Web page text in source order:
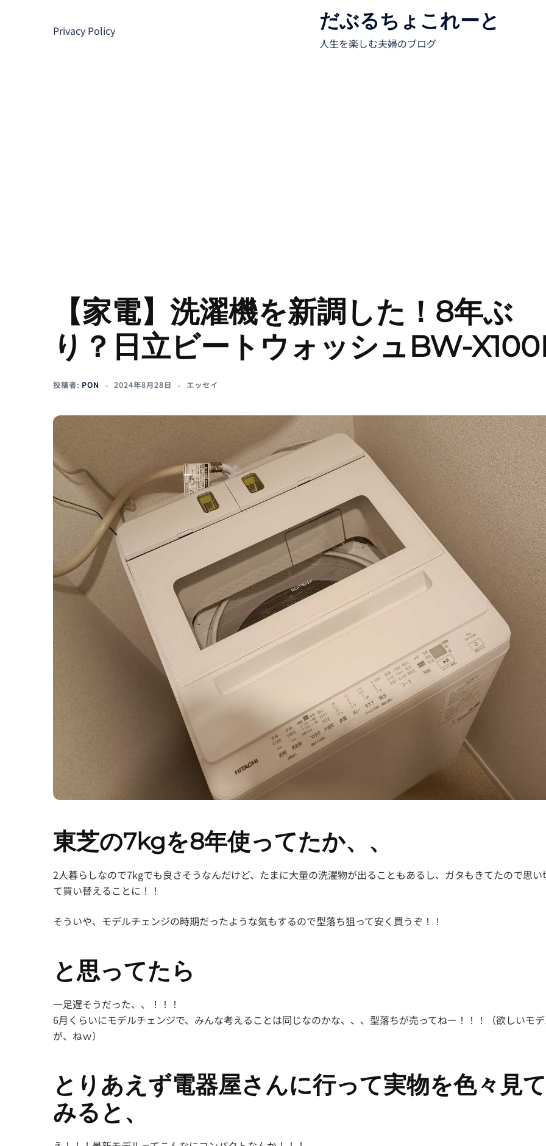
Privacy Policy だぶるちょこれーと
人生を楽しむ夫婦のブログ
【家電】洗濯機を新調した！8年ぶ
り？日立ビートウォッシュBW-
投稿者: PON 2024年8月28日 エッセイ
東芝の7kgを8年使ってたか、、
2人暮らしなので7kgでも良さそうなんだけど、たまに大量の洗濯物が出ることもあるし、ガタもきてたので思い
て買い替えることに！！
そういや、モデルチェンジの時期だったような気もするので型落ち狙って安く買うぞ！！
と思ってたら
一足遅そうだった、、！！！
6月くらいにモデルチェンジで、みんな考えることは同じなのかな、、、型落ちが売ってねー！！！（欲しいモ
が、ねｗ）
とりあえず電器屋さんに行って実物を色々見て
みると、